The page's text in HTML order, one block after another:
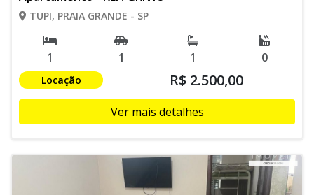
TUPI, PRAIA GRANDE - SP
1 1 1 0
Locação R$ 2.500,00
Ver mais detalhes